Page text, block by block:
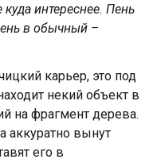
интереснее. Пень
в обычный –
карьер, это под
некий объект в
на фрагмент дерева.
аккуратно вынут
его в